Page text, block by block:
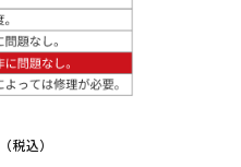
（税込）